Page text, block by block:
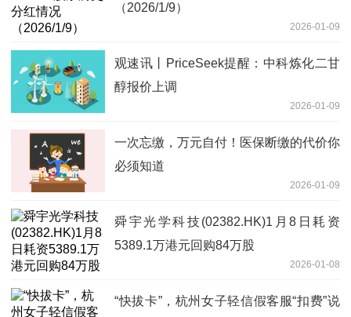
（2026/1/9）
2026-01-09
观速讯丨PriceSeek提醒：中科炼化二甘
醇报价上调
2026-01-09
一次忘缴，万元自付！医保断缴的代价你
必须知道
2026-01-09
舜宇光学科技(02382.HK)1月8日耗资
5389.1万港元回购84万股
2026-01-08
“快拔卡”，杭州女子轻信假客服“扣费”说